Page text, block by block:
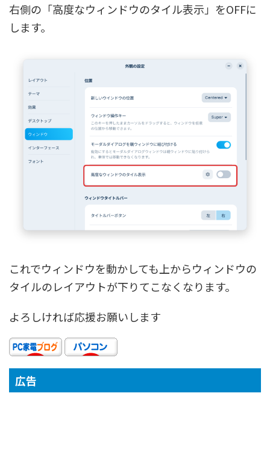
右側の「高度なウィンドウのタイル表示」をOFFに
します。
これでウィンドウを動かしても上からウィンドウの
タイルのレイアウトが下りてこなくなります。
よろしければ応援お願いします
広告